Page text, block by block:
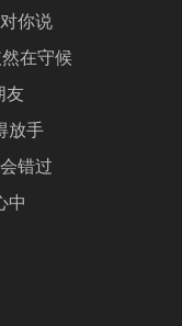
你说
在守候
友
放手
错过
中